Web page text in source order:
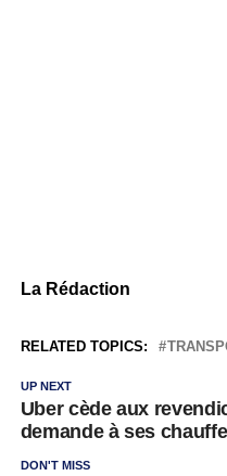
La Rédaction
RELATED TOPICS:
UP NEXT
Uber cède aux
demande à ses
DON'T MISS